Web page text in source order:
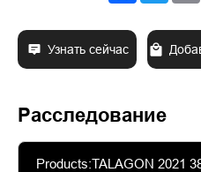
Узнать сейчас
Расследование